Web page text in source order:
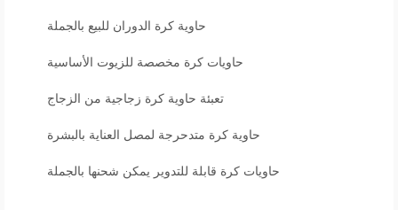
حاوية كرة الدوران للبيع بالجملة
حاويات كرة مخصصة للزيوت الأساسية
تعبئة حاوية كرة زجاجية من الزجاج
حاوية كرة متدحرجة لمصل العناية بالبشرة
حاويات كرة قابلة للتدوير يمكن شحنها بالجملة